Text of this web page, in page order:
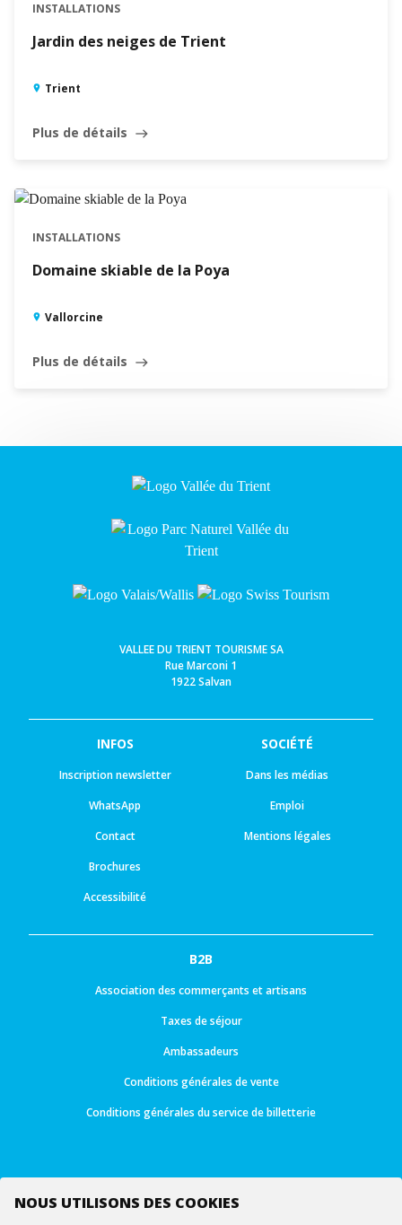
NOUS UTILISONS DES COOKIES
INSTALLATIONS
Jardin des neiges de Trient
Trient
Plus de détails east
INSTALLATIONS
Domaine skiable de la Poya
Vallorcine
Plus de détails east
VALLEE DU TRIENT TOURISME SA
Rue Marconi 1
1922 Salvan
INFOS
Inscription newsletter
WhatsApp
Contact
Brochures
Accessibilité
SOCIÉTÉ
Dans les médias
Emploi
Mentions légales
B2B
Association des commerçants et artisans
Taxes de séjour
Ambassadeurs
Conditions générales de vente
Conditions générales du service de billetterie